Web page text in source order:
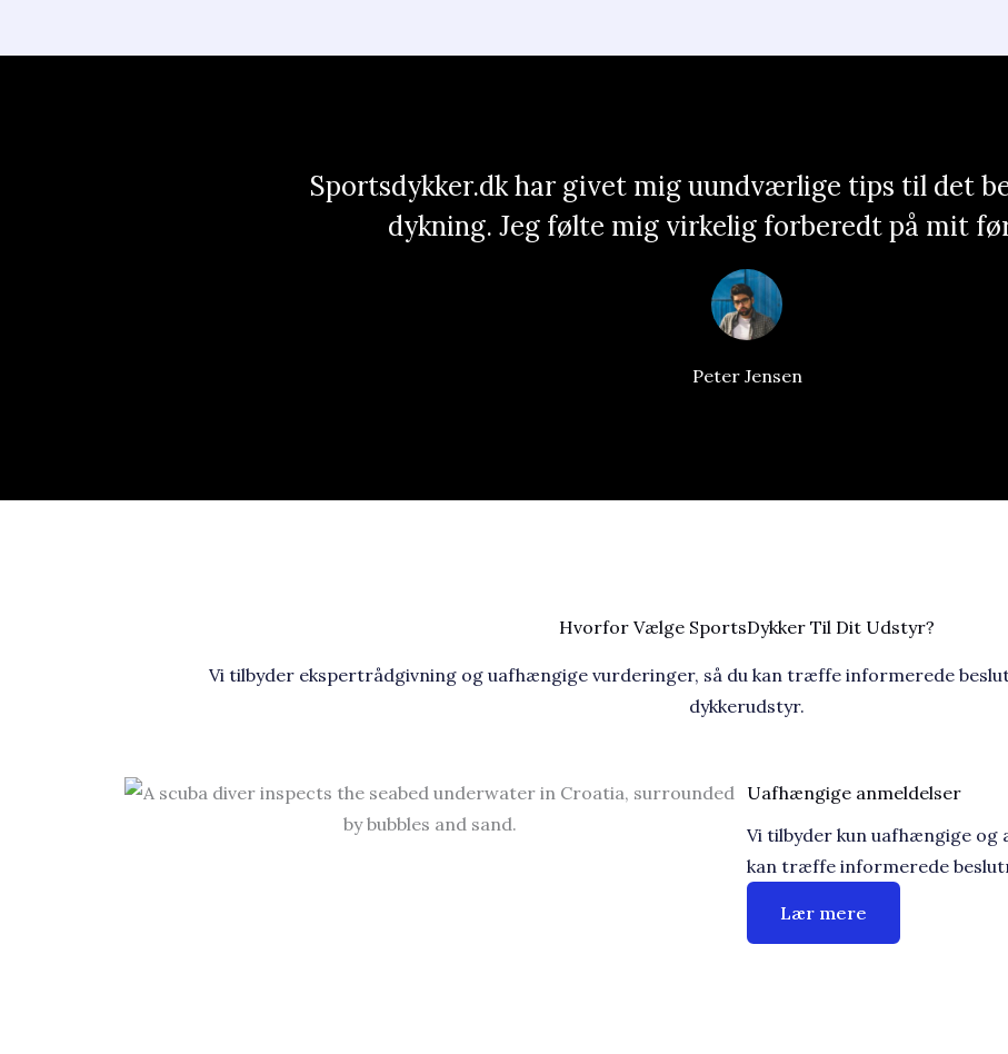
Sportsdykker.dk har givet mig uundværlige tips til det
dykning. Jeg følte mig virkelig forberedt på mit
Peter Jensen
Hvorfor Vælge SportsDykker Til Dit Udstyr?
Vi tilbyder ekspertrådgivning og uafhængige vurderinger, så du kan træffe informerede
dykkerudstyr.
Uafhængige anmeldelser​
Vi tilbyder kun uafhængige og
kan træffe informerede
Lær mere